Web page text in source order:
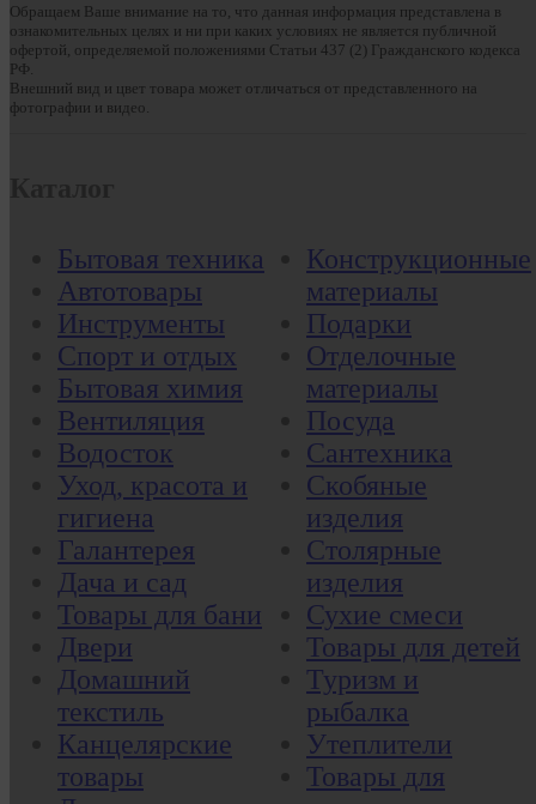
Обращаем Ваше внимание на то, что данная информация представлена в
ознакомительных целях и ни при каких условиях не является публичной
офертой, определяемой положениями Статьи 437 (2) Гражданского кодекса
РФ.
Внешний вид и цвет товара может отличаться от представленного на
фотографии и видео.
Бытовая техника
Автотовары
Инструменты
Спорт и отдых
Бытовая химия
Вентиляция
Водосток
Уход, красота и
гигиена
Галантерея
Дача и сад
Товары для бани
Двери
Домашний
текстиль
Канцелярские
товары
Конструкционные
материалы
Подарки
Отделочные
материалы
Посуда
Сантехника
Скобяные
изделия
Столярные
изделия
Сухие смеси
Товары для детей
Туризм и
рыбалка
Утеплители
Товары для